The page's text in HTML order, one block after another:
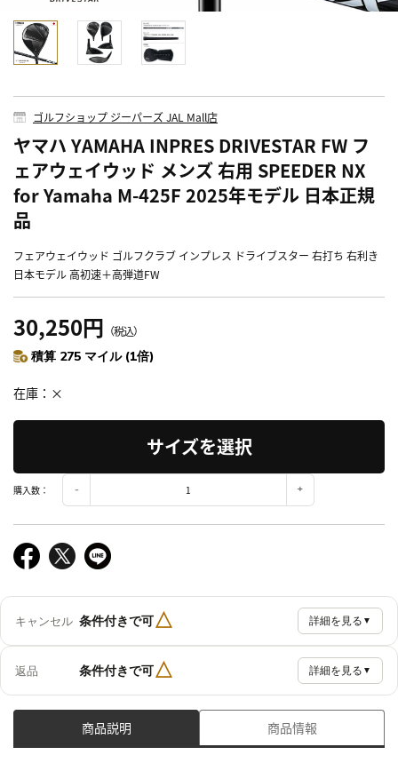
ゴルフショップ ジーパーズ JAL Mall店
ヤマハ YAMAHA INPRES DRIVESTAR FW フ
ェアウェイウッド メンズ 右用 SPEEDER NX
for Yamaha M-425F 2025年モデル 日本正規
品
フェアウェイウッド ゴルフクラブ インプレス ドライブスター 右打ち 右利き
日本モデル 高初速＋高弾道FW
30,250円 （税込）
積算 275 マイル (1倍)
在庫 ×
サイズを選択
購入数：
キャンセル 条件付きで可△ 詳細を見る ▼
返品 条件付きで可△ 詳細を見る ▼
商品説明 商品情報